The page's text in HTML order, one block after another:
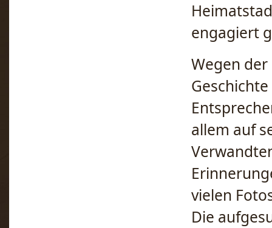
engagiert
Wegen
allem auf
vielen
Die